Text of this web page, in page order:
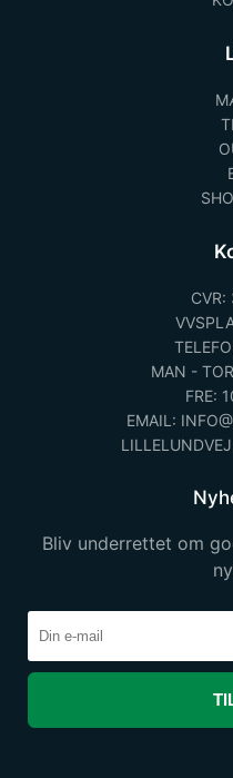
MAN -
FRE:
EMAIL:
Bliv underrettet om